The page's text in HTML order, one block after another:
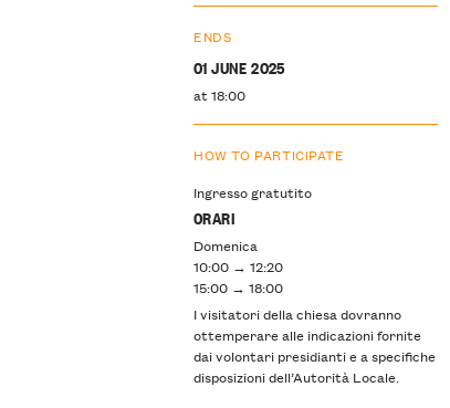
ENDS
01 JUNE 2025
at 18:00
HOW TO PARTICIPATE
Ingresso gratutito
ORARI
Domenica
10:00 → 12:20
15:00 → 18:00
I visitatori della chiesa dovranno
ottemperare alle indicazioni fornite
dai volontari presidianti e a specifiche
disposizioni dell’Autorità Locale.